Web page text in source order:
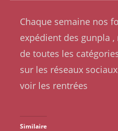
Chaque semaine nos
expédient des gunpla
de toutes les
sur les réseaux
voir les rentrées
Similaire